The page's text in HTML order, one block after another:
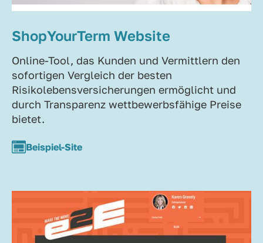
ShopYourTerm Website
Online-Tool, das Kunden und Vermittlern den
sofortigen Vergleich der besten
Risikolebensversicherungen ermöglicht und
durch Transparenz wettbewerbsfähige Preise
bietet.
Beispiel-Site